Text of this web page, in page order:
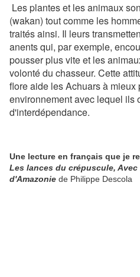
Les plantes et les animaux
(wakan) tout comme les
traités ainsi. Il leurs
anents qui, par exemple,
pousser plus vite et les
volonté du chasseur. Cette
flore aide les Achuars à mieux
environnement avec lequel ils
d'interdépendance.
Une lecture en français que je
Les lances du crépuscule,
d'Amazonie de Philippe Descola